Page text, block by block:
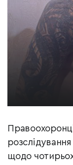
щодо чотирьох